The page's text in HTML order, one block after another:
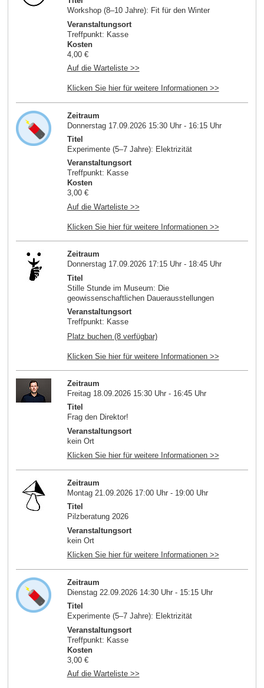
Workshop (8–10 Jahre): Fit für den Winter
Veranstaltungsort
Treffpunkt: Kasse
Kosten
4,00 €
Auf die Warteliste >>
Klicken Sie hier für weitere Informationen >>
Zeitraum
Donnerstag 17.09.2026 15:30 Uhr - 16:15 Uhr
Titel
Experimente (5–7 Jahre): Elektrizität
Veranstaltungsort
Treffpunkt: Kasse
Kosten
3,00 €
Auf die Warteliste >>
Klicken Sie hier für weitere Informationen >>
Zeitraum
Donnerstag 17.09.2026 17:15 Uhr - 18:45 Uhr
Titel
Stille Stunde im Museum: Die
geowissenschaftlichen Dauerausstellungen
Veranstaltungsort
Treffpunkt: Kasse
Platz buchen (8 verfügbar)
Klicken Sie hier für weitere Informationen >>
Zeitraum
Freitag 18.09.2026 15:30 Uhr - 16:45 Uhr
Titel
Frag den Direktor!
Veranstaltungsort
kein Ort
Klicken Sie hier für weitere Informationen >>
Zeitraum
Montag 21.09.2026 17:00 Uhr - 19:00 Uhr
Titel
Pilzberatung 2026
Veranstaltungsort
kein Ort
Klicken Sie hier für weitere Informationen >>
Zeitraum
Dienstag 22.09.2026 14:30 Uhr - 15:15 Uhr
Titel
Experimente (5–7 Jahre): Elektrizität
Veranstaltungsort
Treffpunkt: Kasse
Kosten
3,00 €
Auf die Warteliste >>